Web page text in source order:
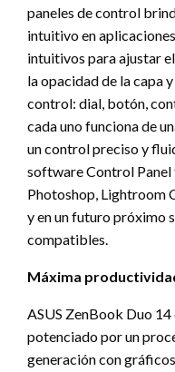
paneles de control
intuitivo en
intuitivos para ajustar
la opacidad de la capa
control: dial, botón,
cada uno funciona de
un control preciso y
software Control
Photoshop, Lightroom
y en un futuro próximo
compatibles.
Máxima
ASUS ZenBook Duo
potenciado por un
generación con